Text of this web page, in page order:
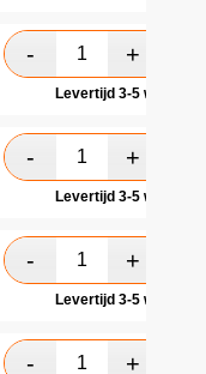
Levertijd 3-5
Levertijd 3-5
Levertijd 3-5